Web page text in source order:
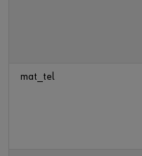
mat_tel